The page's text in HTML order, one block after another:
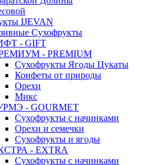
IJEVAN
Сухофрукты
- GIFT
- PREMIUM
Сухофрукты Ягоды Цукаты
Конфеты от природы
Орехи
Микс
- GOURMET
Сухофрукты с начинками
Орехи и семечки
Сухофрукты и ягоды
- EXTRA
Сухофрукты с начинками